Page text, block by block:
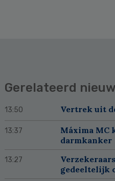
Gerelateerd
13:50 Vertrek uit
13:37
Máxima MC
darmkanker
13:27
gedeeltelijk